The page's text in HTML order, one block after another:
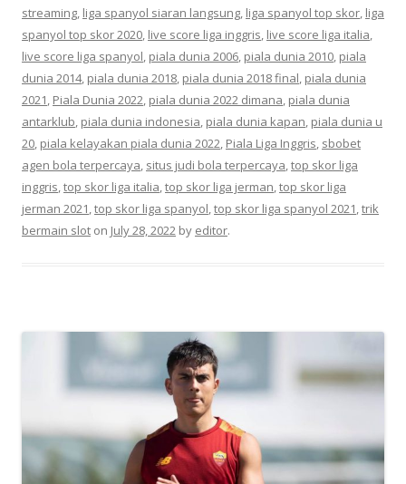
streaming, liga spanyol siaran langsung, liga spanyol top skor, liga
spanyol top skor 2020, live score liga inggris, live score liga italia,
live score liga spanyol, piala dunia 2006, piala dunia 2010, piala
dunia 2014, piala dunia 2018, piala dunia 2018 final, piala dunia
2021, Piala Dunia 2022, piala dunia 2022 dimana, piala dunia
antarklub, piala dunia indonesia, piala dunia kapan, piala dunia u
20, piala kelayakan piala dunia 2022, Piala Liga Inggris, sbobet
agen bola terpercaya, situs judi bola terpercaya,top skor liga
inggris,top skor liga italia,top skor liga jerman,top skor liga
jerman 2021,top skor liga spanyol,top skor liga spanyol 2021,trik
bermain slot on July 28, 2022 by editor.